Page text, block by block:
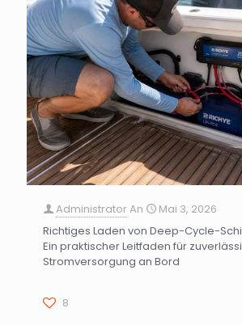
AdministratorAn
Mai 3, 2026
Richtiges Laden von Deep-Cycle-
Ein praktischer Leitfaden für
Stromversorgung an Bord
8